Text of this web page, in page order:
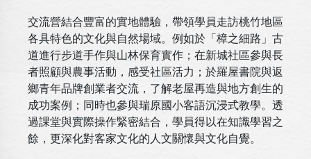
交流營結合豐富的實地體驗，帶領學員走訪桃竹地區
各具特色的文化與自然場域。例如於「樟之細路」古
道進行步道手作與山林保育實作；在新城社區參與長
者照顧與農事活動，感受社區活力；於羅屋書院與返
鄉青年品牌創業者交流，了解老屋再造與地方創生的
成功案例；同時也參與瑞原國小客語沉浸式教學。透
過課堂與實際操作緊密結合，學員得以在知識學習之
餘，更深化對客家文化的人文關懷與文化自覺。